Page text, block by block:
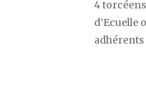
4
d’Ecuelle
adhérents